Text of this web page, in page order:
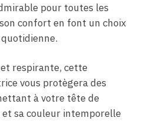
pour toutes les
confort en font un choix
respirante, cette
vous protègera des
à votre tête de
sa couleur intemporelle